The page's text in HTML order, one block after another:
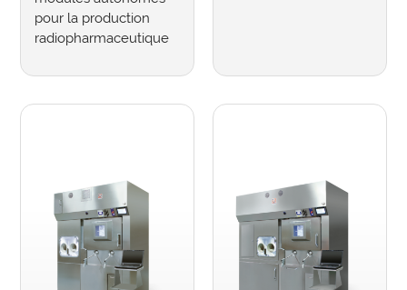
pour la production
radiopharmaceutique